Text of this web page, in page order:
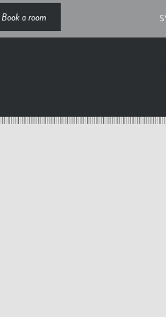
Book a room